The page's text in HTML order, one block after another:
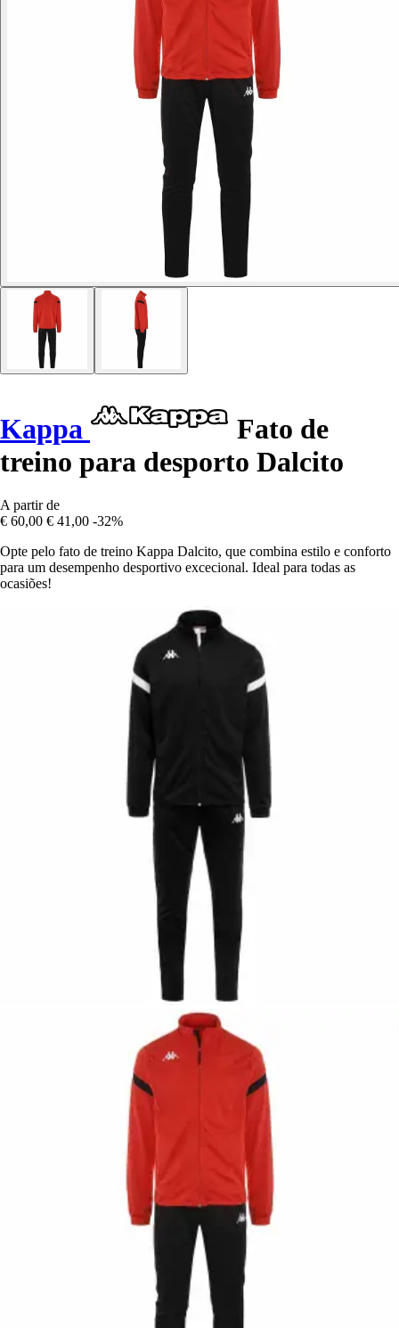
Kappa
Fato de
treino para desporto Dalcito
A partir de
€ 60,00 € 41,00 -32%
Opte pelo fato de treino Kappa Dalcito, que combina estilo e conforto
para um desempenho desportivo excecional. Ideal para todas as
ocasiões!